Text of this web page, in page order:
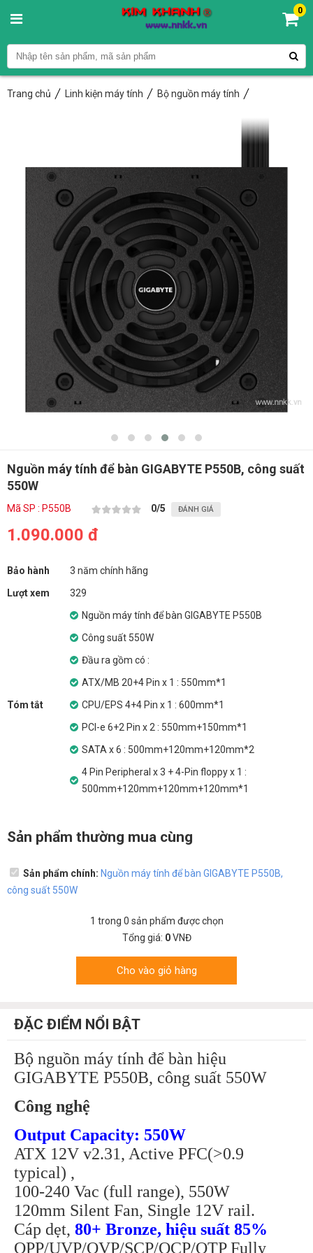
0
Trang chủ Linh kiện máy tính Bộ nguồn máy tính
Nguồn máy tính để bàn GIGABYTE P550B, công suất
550W
Mã SP : P550B 0/5 ĐÁNH GIÁ
1.090.000 đ
Bảo hành
3 năm chính hãng
Lượt xem
329
Tóm tắt
Nguồn máy tính để bàn GIGABYTE P550B
Công suất 550W
Đầu ra gồm có :
ATX/MB 20+4 Pin x 1 : 550mm*1
CPU/EPS 4+4 Pin x 1 : 600mm*1
PCI-e 6+2 Pin x 2 : 550mm+150mm*1
SATA x 6 : 500mm+120mm+120mm*2
4 Pin Peripheral x 3 + 4-Pin floppy x 1 :
500mm+120mm+120mm+120mm*1
Sản phẩm thường mua cùng
Sản phẩm chính: Nguồn máy tính để bàn GIGABYTE P550B,
công suất 550W
1 trong 0 sản phẩm được chọn
Tổng giá: 0VNĐ
Cho vào giỏ hàng
ĐẶC ĐIỂM NỔI BẬT
Bộ nguồn máy tính để bàn hiệu
GIGABYTE P550B, công suất 550W
Công nghệ
Output Capacity: 550W
ATX 12V v2.31, Active PFC(>0.9
typical) ,
100-240 Vac (full range), 550W
120mm Silent Fan, Single 12V rail.
Cáp dẹt, 80+ Bronze, hiệu suất 85%
OPP/UVP/OVP/SCP/OCP/OTP Fully